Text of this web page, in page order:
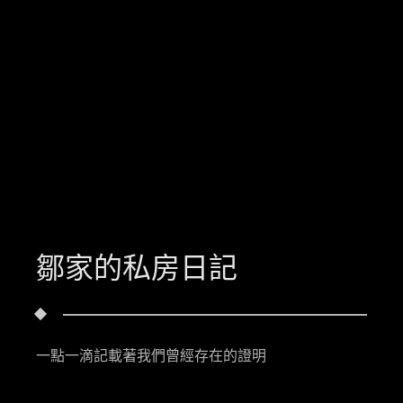
鄒家的私房日記
一點一滴記載著我們曾經存在的證明